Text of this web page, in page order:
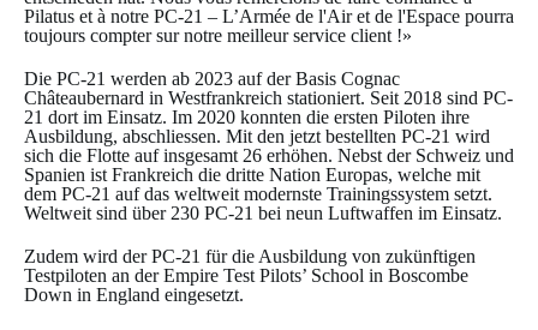
Pilatus et à notre PC-21 – L’Armée de l'Air et de l'Espace pourra
toujours compter sur notre meilleur service client !»
Die PC-21 werden ab 2023 auf der Basis Cognac
Châteaubernard in Westfrankreich stationiert. Seit 2018 sind PC-
21 dort im Einsatz. Im 2020 konnten die ersten Piloten ihre
Ausbildung, abschliessen. Mit den jetzt bestellten PC-21 wird
sich die Flotte auf insgesamt 26 erhöhen. Nebst der Schweiz und
Spanien ist Frankreich die dritte Nation Europas, welche mit
dem PC-21 auf das weltweit modernste Trainingssystem setzt.
Weltweit sind über 230 PC-21 bei neun Luftwaffen im Einsatz.
Zudem wird der PC-21 für die Ausbildung von zukünftigen
Testpiloten an der Empire Test Pilots’ School in Boscombe
Down in England eingesetzt.